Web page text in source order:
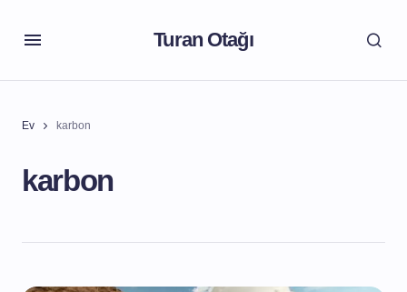
Turan Otağı
Ev karbon
karbon